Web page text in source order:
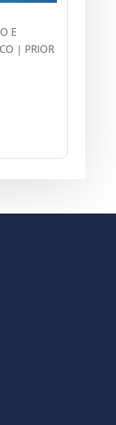
E
| PRIOR